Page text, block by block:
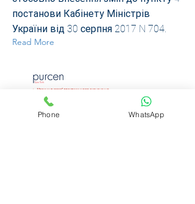
постанови Кабінету Міністрів
України від 30 серпня 2017 N 704.
Read More
Phone WhatsApp